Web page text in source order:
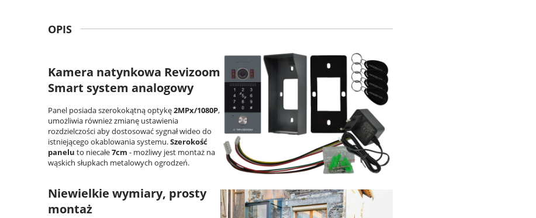
OPIS
Kamera natynkowa Revizoom
Smart system analogowy
Panel posiada szerokokątną optykę2MPx/1080P,
umożliwia również zmianę ustawienia
rozdzielczości aby dostosować sygnał wideo do
istniejącego okablowania systemu.Szerokość
panelu to niecałe7cm - możliwy jest montaż na
wąskich słupkach metalowych ogrodzeń.
Niewielkie wymiary, prosty
montaż